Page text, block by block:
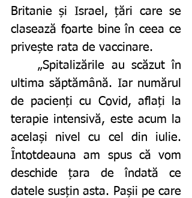
Britanie și Israel, țări care se
clasează foarte bine în ceea ce
privește rata de vaccinare.
ultima săptămână. Iar numărul
de pacienți cu Covid, aflați la
terapie intensivă, este acum la
același nivel cu cel din iulie.
Întotdeauna am spus că vom
deschide țara de îndată ce
datele susțin asta. Pașii pe care